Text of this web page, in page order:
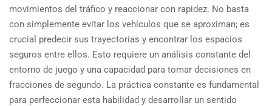
movimientos del tráfico y reaccionar con rapidez. No basta
con simplemente evitar los vehículos que se aproximan; es
crucial predecir sus trayectorias y encontrar los espacios
seguros entre ellos. Esto requiere un análisis constante del
entorno de juego y una capacidad para tomar decisiones en
fracciones de segundo. La práctica constante es fundamental
para perfeccionar esta habilidad y desarrollar un sentido